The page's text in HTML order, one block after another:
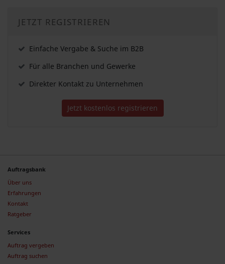
JETZT REGISTRIEREN
Einfache Vergabe & Suche im B2B
Für alle Branchen und Gewerke
Direkter Kontakt zu Unternehmen
Jetzt kostenlos registrieren
Auftragsbank
Über uns
Erfahrungen
Kontakt
Ratgeber
Services
Auftrag vergeben
Auftrag suchen